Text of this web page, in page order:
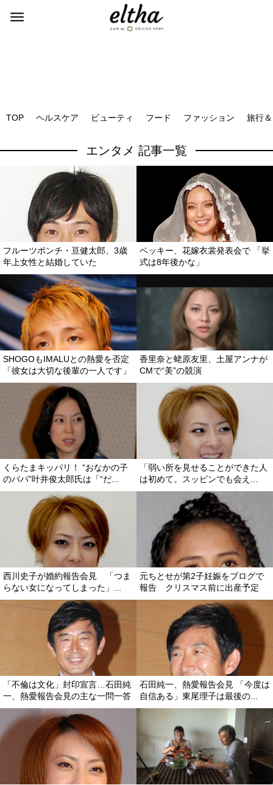
TOP ヘルスケア ビューティ フード ファッション 旅行
エンタメ 記事一覧
フルーツポンチ・亘健太郎、3歳
年上女性と結婚していた
ベッキー、花嫁衣裳発表会で 「挙
式は8年後かな」
SHOGOもIMALUとの熱愛を否定
「彼女は大切な後輩の一人です」
香里奈と蛯原友里、土屋アンナが
CMで“美”の競演
くらたまキッパリ！ “おなかの子
のパパ”叶井俊太郎氏は「“だ...
「弱い所を見せることができた人
は初めて。スッピンでも会え...
西川史子が婚約報告会見 「つま
らない女になってしまった」...
元ちとせが第2子妊娠をブログで
報告 クリスマス前に出産予定
「不倫は文化」封印宣言…石田純
一、熱愛報告会見の主な一問一答
石田純一、熱愛報告会見 「今度は
自信ある」東尾理子は最後の...